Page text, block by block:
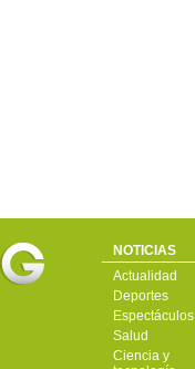
NOTICIAS
Actualidad
Deportes
Espectáculos
Salud
Ciencia y